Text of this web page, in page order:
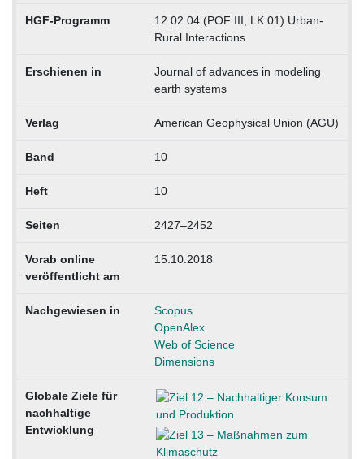
HGF-Programm
12.02.04 (POF III, LK 01) Urban-
Rural Interactions
Erschienen in
Journal of advances in modeling
earth systems
Verlag American Geophysical Union (AGU)
Band 10
Heft 10
Seiten 2427–2452
Vorab online
veröffentlicht am
15.10.2018
Nachgewiesen in
Scopus
OpenAlex
Web of Science
Dimensions
Globale Ziele für
nachhaltige
Entwicklung